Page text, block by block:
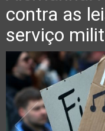
contra as
serviço